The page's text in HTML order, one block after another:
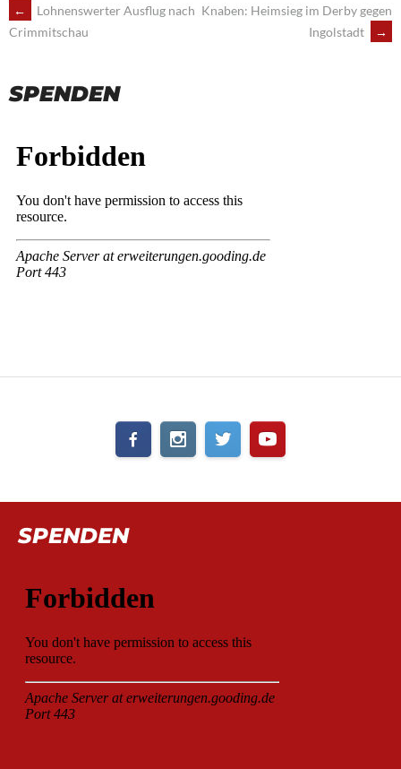
POST
←
Lohnenswerter Ausflug nach
Crimmitschau
Knaben: Heimsieg im Derby gegen
Ingolstadt
→
SPENDEN
SPENDEN